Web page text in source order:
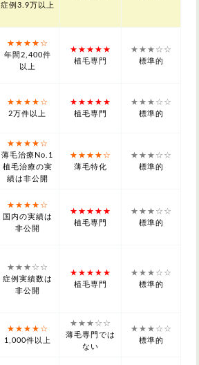
症例3.9万以上
★★★★☆
年間2,400件
以上
★★★★★
植毛専門
★★★☆☆
標準的
★★★★☆
2万件以上
★★★★★
植毛専門
★★★☆☆
標準的
★★★★☆
薄毛治療No.1
植毛治療の実
績は非公開
★★★★☆
薄毛特化
★★★☆☆
標準的
★★★★☆
国内の実績は
非公開
★★★★★
植毛専門
★★★☆☆
標準的
★★★☆☆
症例実績数は
非公開
★★★★★
植毛専門
★★★☆☆
標準的
★★★★☆
1,000件以上
★★★☆☆
薄毛専門では
ない
★★★☆☆
標準的